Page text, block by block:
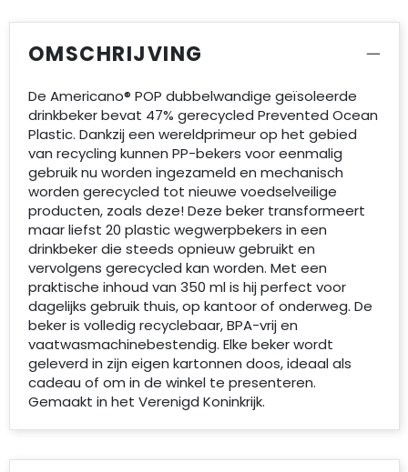
OMSCHRIJVING
De Americano® POP dubbelwandige geïsoleerde
drinkbeker bevat 47% gerecycled Prevented Ocean
Plastic. Dankzij een wereldprimeur op het gebied
van recycling kunnen PP-bekers voor eenmalig
gebruik nu worden ingezameld en mechanisch
worden gerecycled tot nieuwe voedselveilige
producten, zoals deze! Deze beker transformeert
maar liefst 20 plastic wegwerpbekers in een
drinkbeker die steeds opnieuw gebruikt en
vervolgens gerecycled kan worden. Met een
praktische inhoud van 350 ml is hij perfect voor
dagelijks gebruik thuis, op kantoor of onderweg. De
beker is volledig recyclebaar, BPA-vrij en
vaatwasmachinebestendig. Elke beker wordt
geleverd in zijn eigen kartonnen doos, ideaal als
cadeau of om in de winkel te presenteren.
Gemaakt in het Verenigd Koninkrijk.